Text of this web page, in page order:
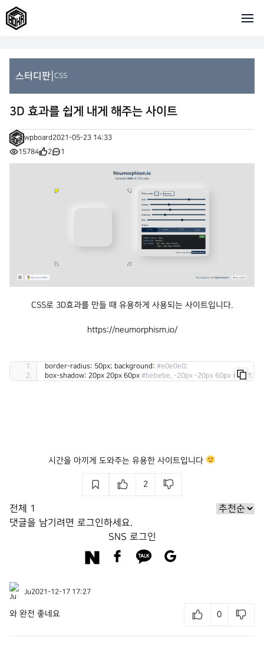
스터디판 CSS
3D 효과를 쉽게 내게 해주는 사이트
wpboard2021-05-23 14:33
15784
2 1
CSS로 3D효과를 만들 때 유용하게 사용되는 사이트입니다.
https://neumorphism.io/
border-radius: 50px; background: #e0e0e0;
box-shadow: 20px 20px 60px #bebebe, -20px -20px 60px #ffffff;
시간을 아끼게 도와주는 유용한 사이트입니다
2
전체 1
댓글을 남기려면 로그인하세요.
SNS 로그인
Ju2021-12-17 17:27
0
와 완전 좋네요